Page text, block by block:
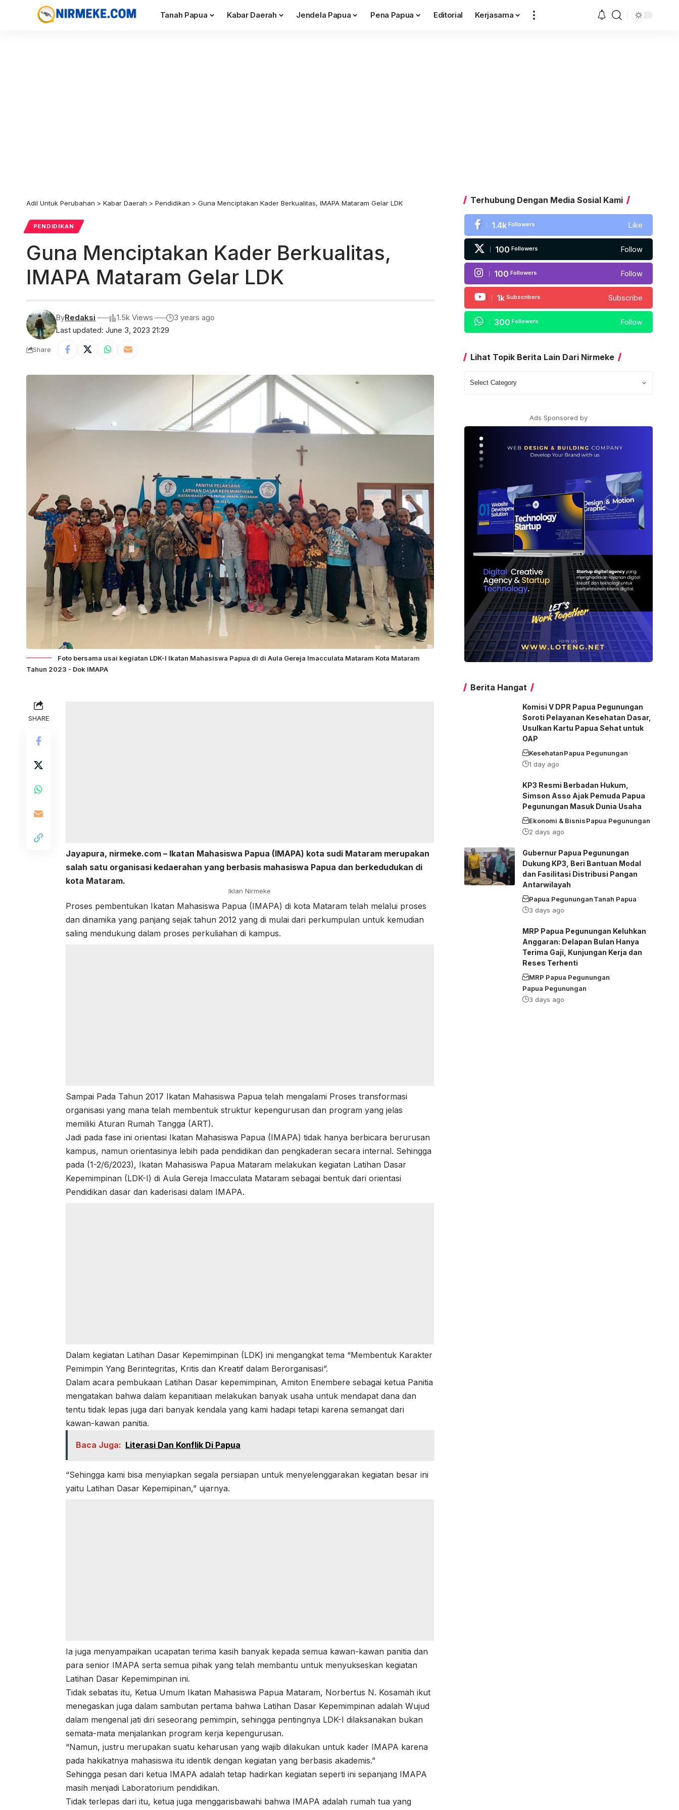
Tanah Papua Kabar Daerah Jendela Papua Pena Papua Editorial Kerjasama
Adil Untuk Perubahan > Kabar Daerah > Pendidikan > Guna Menciptakan Kader Berkualitas, IMAPA Mataram Gelar LDK
PENDIDIKAN
Guna Menciptakan Kader Berkualitas,
IMAPA Mataram Gelar LDK
Last updated: June 3, 2023 21:29
ByRedaksi 1.5k Views 3 years ago
Share
Foto bersama usai kegiatan LDK-I Ikatan Mahasiswa Papua di di Aula Gereja Imacculata Mataram Kota Mataram
Tahun 2023 - Dok IMAPA
SHARE
Jayapura, nirmeke.com – Ikatan Mahasiswa Papua (IMAPA) kota sudi Mataram merupakan
salah satu organisasi kedaerahan yang berbasis mahasiswa Papua dan berkedudukan di
kota Mataram.
Iklan Nirmeke
Proses pembentukan Ikatan Mahasiswa Papua (IMAPA) di kota Mataram telah melalui proses
dan dinamika yang panjang sejak tahun 2012 yang di mulai dari perkumpulan untuk kemudian
saling mendukung dalam proses perkuliahan di kampus.
Sampai Pada Tahun 2017 Ikatan Mahasiswa Papua telah mengalami Proses transformasi
organisasi yang mana telah membentuk struktur kepengurusan dan program yang jelas
memiliki Aturan Rumah Tangga (ART).
Jadi pada fase ini orientasi Ikatan Mahasiswa Papua (IMAPA) tidak hanya berbicara berurusan
kampus, namun orientasinya lebih pada pendidikan dan pengkaderan secara internal. Sehingga
pada (1-2/6/2023), Ikatan Mahasiswa Papua Mataram melakukan kegiatan Latihan Dasar
Kepemimpinan (LDK-I) di Aula Gereja Imacculata Mataram sebagai bentuk dari orientasi
Pendidikan dasar dan kaderisasi dalam IMAPA.
Dalam kegiatan Latihan Dasar Kepemimpinan (LDK) ini mengangkat tema “Membentuk Karakter
Pemimpin Yang Berintegritas, Kritis dan Kreatif dalam Berorganisasi”.
Dalam acara pembukaan Latihan Dasar kepemimpinan, Amiton Enembere sebagai ketua Panitia
mengatakan bahwa dalam kepanitiaan melakukan banyak usaha untuk mendapat dana dan
tentu tidak lepas juga dari banyak kendala yang kami hadapi tetapi karena semangat dari
kawan-kawan panitia.
Baca Juga: Literasi Dan Konflik Di Papua
“Sehingga kami bisa menyiapkan segala persiapan untuk menyelenggarakan kegiatan besar ini
yaitu Latihan Dasar Kepemipinan,” ujarnya.
Ia juga menyampaikan ucapatan terima kasih banyak kepada semua kawan-kawan panitia dan
para senior IMAPA serta semua pihak yang telah membantu untuk menyukseskan kegiatan
Latihan Dasar Kepemimpinan ini.
Tidak sebatas itu, Ketua Umum Ikatan Mahasiswa Papua Mataram, Norbertus N. Kosamah ikut
menegaskan juga dalam sambutan pertama bahwa Latihan Dasar Kepemimpinan adalah Wujud
dalam mengenal jati diri seseorang pemimpin, sehingga pentingnya LDK-I dilaksanakan bukan
semata-mata menjalankan program kerja kepengurusan.
“Namun, justru merupakan suatu keharusan yang wajib dilakukan untuk kader IMAPA karena
pada hakikatnya mahasiswa itu identik dengan kegiatan yang berbasis akademis.”
Sehingga pesan dari ketua IMAPA adalah tetap hadirkan kegiatan seperti ini sepanjang IMAPA
masih menjadi Laboratorium pendidikan.
Tidak terlepas dari itu, ketua juga menggarisbawahi bahwa IMAPA adalah rumah tua yang
Terhubung Dengan Media Sosial Kami
1.4k Followers Like
100 Followers Follow
100 Followers Follow
1k Subscribers Subscribe
300 Followers Follow
Lihat Topik Berita Lain Dari Nirmeke
Lihat
Nirmeke
Ads Sponsored by
Berita Hangat
Komisi V DPR Papua Pegunungan
Soroti Pelayanan Kesehatan Dasar,
Usulkan Kartu Papua Sehat untuk
OAP
KesehatanPapua Pegunungan
1 day ago
KP3 Resmi Berbadan Hukum,
Simson Asso Ajak Pemuda Papua
Pegunungan Masuk Dunia Usaha
Ekonomi & BisnisPapua Pegunungan
2 days ago
Gubernur Papua Pegunungan
Dukung KP3, Beri Bantuan Modal
dan Fasilitasi Distribusi Pangan
Antarwilayah
Papua PegununganTanah Papua
3 days ago
MRP Papua Pegunungan Keluhkan
Anggaran: Delapan Bulan Hanya
Terima Gaji, Kunjungan Kerja dan
Reses Terhenti
MRP Papua Pegunungan
Papua Pegunungan
3 days ago